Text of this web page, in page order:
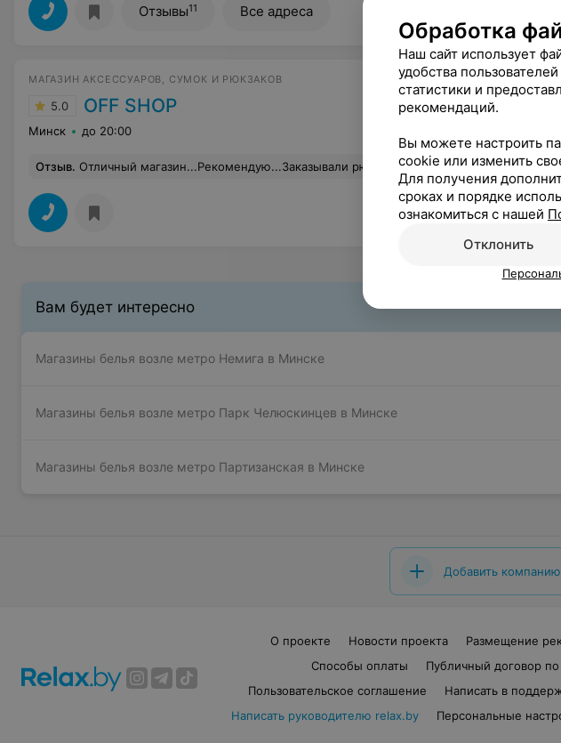
Отзывы11 Все адреса
МАГАЗИН АКСЕССУАРОВ, СУМОК И РЮКЗАКОВ
5.0 OFF SHOP
Минск до 20:00
Отзыв. Отличный магазин...Рекомендую...Заказывали рюкзак Kanken... Еще
Вам будет интересно
Магазины белья возле метро Немига в Минске
Магазины белья возле метро Парк Челюскинцев в Минске
Магазины белья возле метро Партизанская в Минске
Добавить компанию
О проекте Новости проекта Размещение
Способы оплаты
Публичный договор
Пользовательское соглашение
Написать в
Написать руководителю relax.by
Персональные
Обработка
Наш сайт использует
удобства
статистики и
рекомендаций.
Вы можете настроить
cookie или изменить
Для получения
сроках и порядке
ознакомиться с нашей
Отклонить